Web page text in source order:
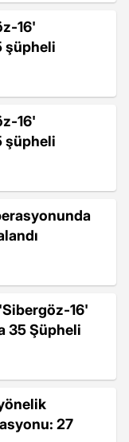
16'
şüpheli
16'
şüpheli
16'
35 Şüpheli
27